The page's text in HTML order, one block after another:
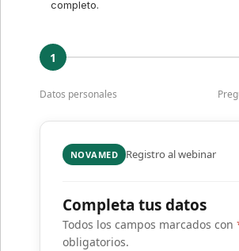
completo.
1
Datos personales
NOVAMED Registro al webinar
Completa tus datos
Todos los campos marcados con
obligatorios.